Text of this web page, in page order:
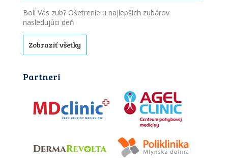
Bolí Vás zub? Ošetrenie u najlepších zubárov
nasledujúci deň
Zobraziť všetky
Partneri